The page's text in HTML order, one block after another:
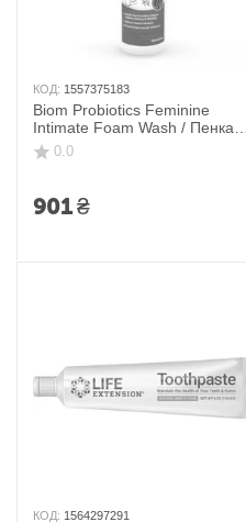
КОД: 1557375183
Biom Probiotics Feminine
Intimate Foam Wash / Пенка
для интимной гигиены 150 мл
0.0
901₴
КОД: 1564297291